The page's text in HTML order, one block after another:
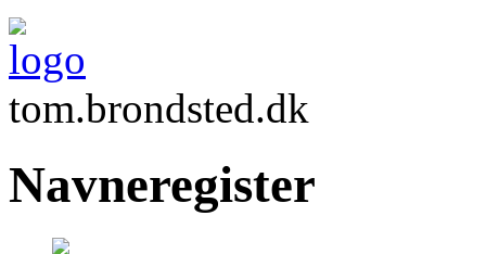
tom.brondsted.dk
Navneregister